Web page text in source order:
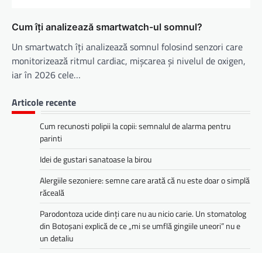
Cum îți analizează smartwatch-ul somnul?
Un smartwatch îți analizează somnul folosind senzori care
monitorizează ritmul cardiac, mișcarea și nivelul de oxigen,
iar în 2026 cele…
Articole recente
Cum recunosti polipii la copii: semnalul de alarma pentru
parinti
Idei de gustari sanatoase la birou
Alergiile sezoniere: semne care arată că nu este doar o simplă
răceală
Parodontoza ucide dinți care nu au nicio carie. Un stomatolog
din Botoșani explică de ce „mi se umflă gingiile uneori” nu e
un detaliu